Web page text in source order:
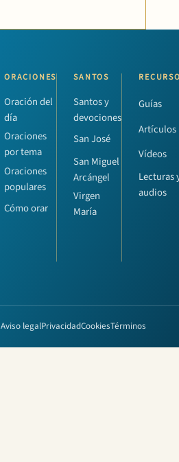
ORACIONES
Oración del
día
Oraciones
por tema
Oraciones
populares
Cómo orar
SANTOS
Santos y
devociones
San José
San Miguel
Arcángel
Virgen
María
Guías
Artículos
Vídeos
Lecturas
audios
Aviso legalPrivacidadCookiesTérminos